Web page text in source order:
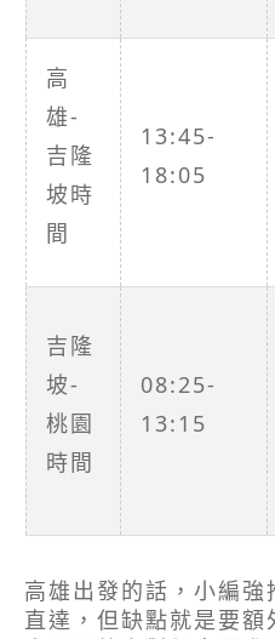
高
雄-
吉隆
坡時
間
13:45-
18:05
吉隆
坡-
桃園
時間
08:25-
13:15
高雄出發的話，小編
直達，但缺點就是要